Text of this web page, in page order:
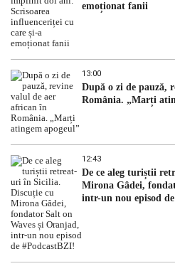
emoționat fanii
13:00
După o zi de pauză,
România. „Marți
12:43
De ce aleg turiștii
Mirona Gâdei,
intr-un nou episod